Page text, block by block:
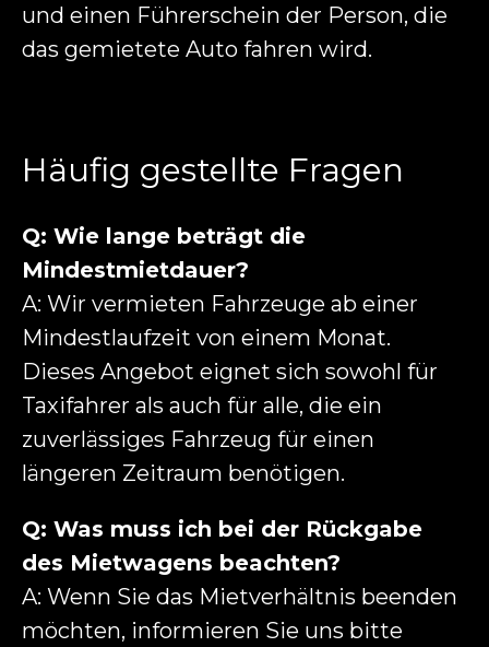
und einen Führerschein der Person, die
das gemietete Auto fahren wird.
Häufig gestellte Fragen
Q: Wie lange beträgt die
Mindestmietdauer?
A: Wir vermieten Fahrzeuge ab einer
Mindestlaufzeit von einem Monat.
Dieses Angebot eignet sich sowohl für
Taxifahrer als auch für alle, die ein
zuverlässiges Fahrzeug für einen
längeren Zeitraum benötigen.
Q: Was muss ich bei der Rückgabe
des Mietwagens beachten?
A: Wenn Sie das Mietverhältnis beenden
möchten, informieren Sie uns bitte